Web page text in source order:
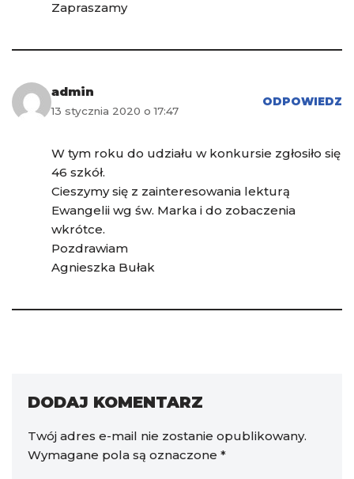
Zapraszamy
admin
13 stycznia 2020 o 17:47
ODPOWIEDZ
W tym roku do udziału w konkursie zgłosiło się
46 szkół.
Cieszymy się z zainteresowania lekturą
Ewangelii wg św. Marka i do zobaczenia
wkrótce.
Pozdrawiam
Agnieszka Bułak
DODAJ KOMENTARZ
Twój adres e-mail nie zostanie opublikowany.
Wymagane pola są oznaczone *